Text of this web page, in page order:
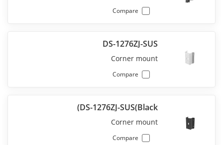
Compare
DS-1276ZJ-SUS
Corner mount
Compare
DS-1276ZJ-SUS(Black)
Corner mount
Compare